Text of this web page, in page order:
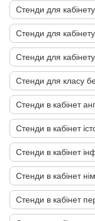
Стенди для
Стенди для кабінету
Стенди для
Стенди для класу
Стенди в кабінет
Стенди в кабінет
Стенди в кабінет
Стенди в кабінет
Стенди в кабінет